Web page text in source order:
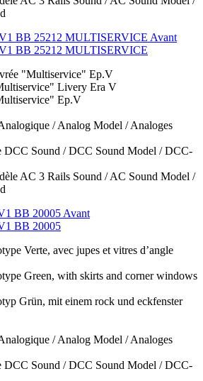
"Multiservice" Ep.V
Livery Era V
Ep.V
/ Analog Model / Analoges
DCC Sound / DCC Sound Model / DCC-
AC 3 Rails Sound / AC Sound Model /
Verte, avec jupes et vitres d’angle
Green, with skirts and corner windows
Grün, mit einem rock und eckfenster
/ Analog Model / Analoges
DCC Sound / DCC Sound Model / DCC-